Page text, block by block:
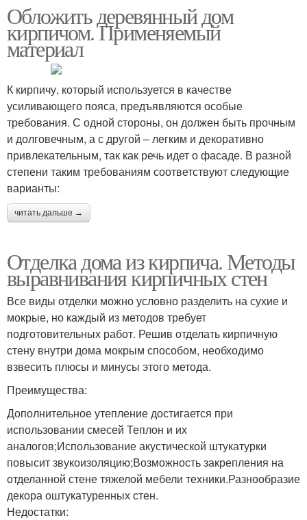
Обложить деревянный дом
кирпичом. Применяемый
материал
К кирпичу, который используется в качестве
усиливающего пояса, предъявляются особые
требования. С одной стороны, он должен быть прочным
и долговечным, а с другой – легким и декоративно
привлекательным, так как речь идет о фасаде. В разной
степени таким требованиям соответствуют следующие
варианты:
читать дальше →
Отделка дома из кирпича. Методы
выравнивания кирпичных стен
Все виды отделки можно условно разделить на сухие и
мокрые, но каждый из методов требует
подготовительных работ. Решив отделать кирпичную
стену внутри дома мокрым способом, необходимо
взвесить плюсы и минусы этого метода.
Преимущества:
Дополнительное утепление достигается при
использовании смесей Теплон и их
аналогов;Использование акустической штукатурки
повысит звукоизоляцию;Возможность закрепления на
отделанной стене тяжелой мебели техники.Разнообразие
декора оштукатуренных стен.
Недостатки: